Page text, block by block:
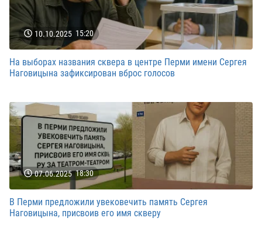
10.10.2025 15:20
На выборах названия сквера в центре Перми имени Сергея
Наговицына зафиксирован вброс голосов
07.06.2025 18:30
В Перми предложили увековечить память Сергея
Наговицына, присвоив его имя скверу